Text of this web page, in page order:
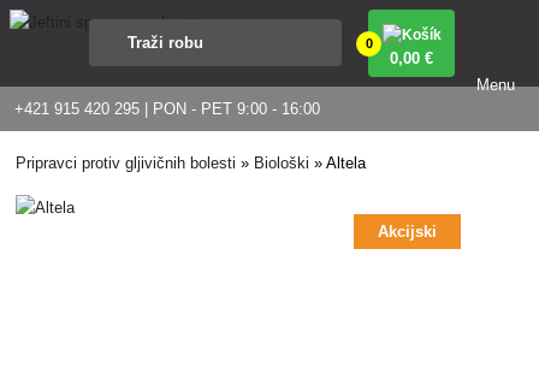
+421 915 420 295 | PON - PET 9:00 - 16:00
0
0,00 €
Menu
Pripravci protiv gljivičnih bolesti » Biološki »Altela
Akcijski